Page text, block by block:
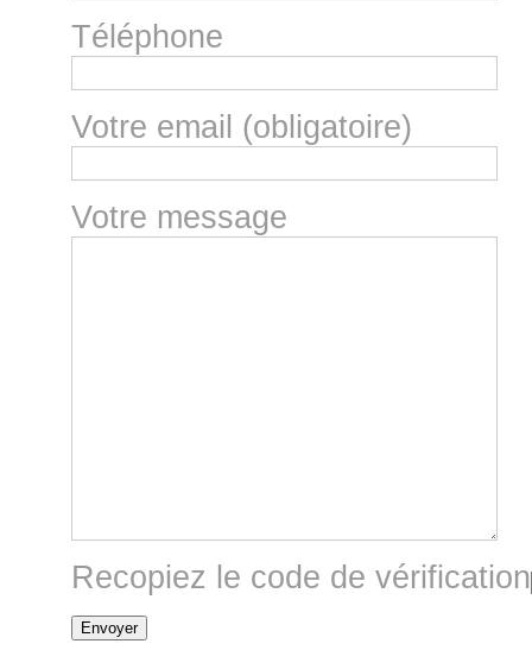
Téléphone
Votre email (obligatoire)
Votre message
Recopiez le code de vérification